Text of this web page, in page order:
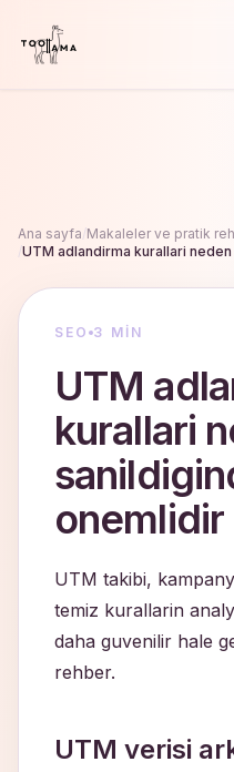
Ana sayfa Makaleler ve pratik
UTM adlandirma kurallari
SEO 3 MIN
UTM
kurallari
onemlidir
UTM takibi,
temiz kurallarin
daha guvenilir hale
rehber.
UTM verisi